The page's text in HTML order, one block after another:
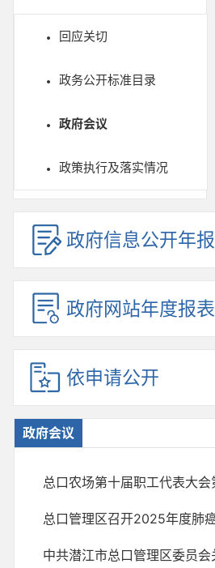
回应关切
政务公开标准目录
政府会议
政策执行及落实情况
政府信息公开年报
政府网站年度报表
依申请公开
政府会议